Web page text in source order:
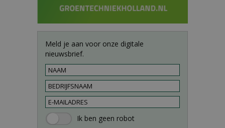
Meld je aan voor onze digitale
nieuwsbrief.